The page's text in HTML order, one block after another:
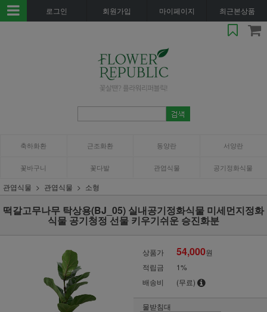
로그인 회원가입 마이페이지 최근본상품
축하화환 근조화환 동양란 서양란
꽃바구니 꽃다발 관엽식물 공기정화식물
관엽식물 관엽식물 소형
떡갈고무나무 탁상용(BJ_05) 실내공기정화식물 미세먼지정화
식물 공기청정 선물 키우기쉬운 승진화분
상품가 54,000원
적립금
1%
배송비
(무료)
물받침대